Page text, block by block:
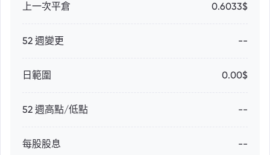
上一次平倉 0.6033$
52 週變更 --
日範圍 0.00$
52 週高點/低點 --
每股股息 --